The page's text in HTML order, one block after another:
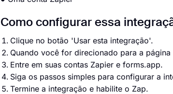
Como configurar essa
Clique no botão 'Usar esta integração'.
Quando você for direcionado para a
Entre em suas contas Zapier e forms.app.
Siga os passos simples para configurar a
Termine a integração e habilite o Zap.